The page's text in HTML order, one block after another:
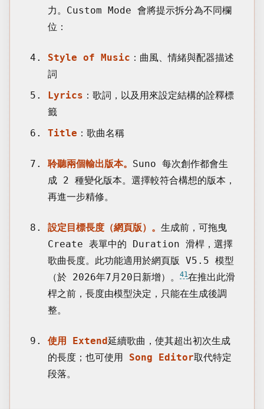
力。Custom Mode 會將提示拆分為不同欄
位：
Style of Music：曲風、情緒與配器描述
詞
Lyrics：歌詞，以及用來設定結構的詮釋標
籤
Title：歌曲名稱
聆聽兩個輸出版本。Suno 每次創作都會生
成 2 種變化版本。選擇較符合構想的版本，
再進一步精修。
設定目標長度（網頁版）。生成前，可拖曳
Create 表單中的 Duration 滑桿，選擇
歌曲長度。此功能適用於網頁版 V5.5 模型
（於 2026年7月20日新增）。41在推出此滑
桿之前，長度由模型決定，只能在生成後調
整。
使用 Extend延續歌曲，使其超出初次生成
的長度；也可使用Song Editor取代特定
段落。